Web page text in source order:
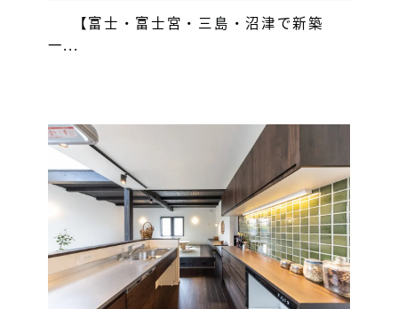
【富士・富士宮・三島・沼津で新築
一...